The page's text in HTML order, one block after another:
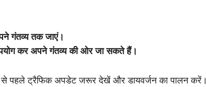
गंतव्य तक जाएं।
कर अपने गंतव्य की ओर जा सकते हैं।
से पहले ट्रैफिक अपडेट जरूर देखें और डायवर्जन का पालन करें।